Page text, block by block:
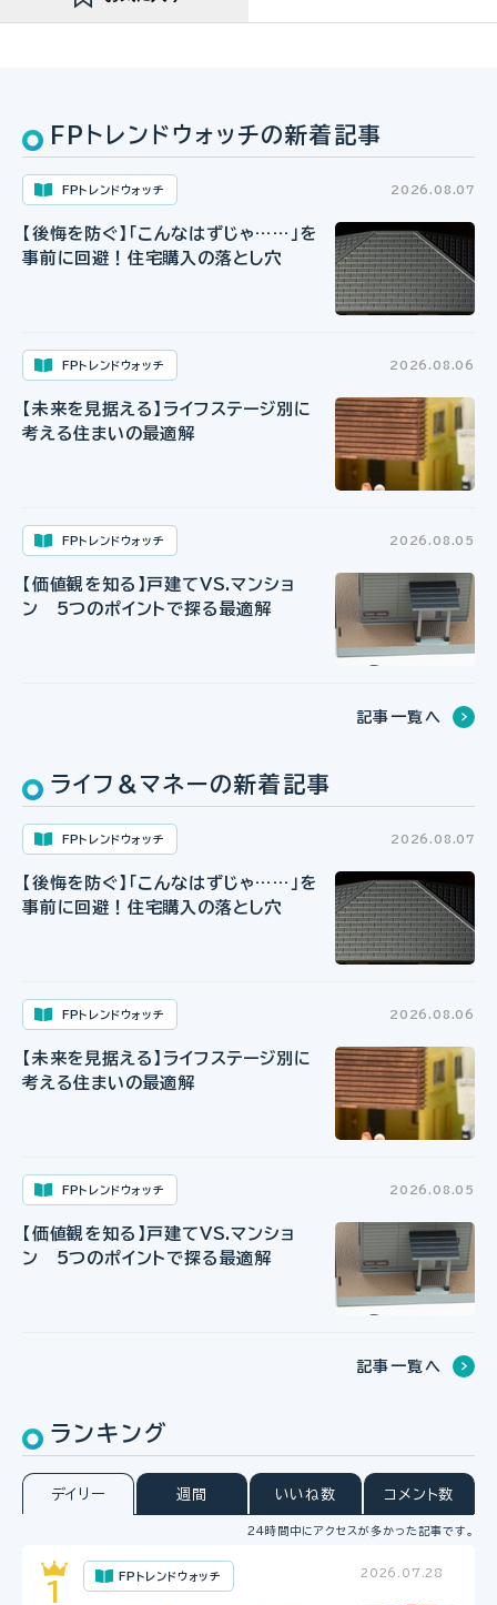
FPトレンドウォッチの新着記事
FPトレンドウォッチ 2026.08.07
【後悔を防ぐ】「こんなはずじゃ……」を
事前に回避！住宅購入の落とし穴
FPトレンドウォッチ 2026.08.06
【未来を見据える】ライフステージ別に
考える住まいの最適解
FPトレンドウォッチ 2026.08.05
【価値観を知る】戸建てVS.マンショ
ン 5つのポイントで探る最適解
記事一覧へ
ライフ＆マネーの新着記事
FPトレンドウォッチ 2026.08.07
【後悔を防ぐ】「こんなはずじゃ……」を
事前に回避！住宅購入の落とし穴
FPトレンドウォッチ 2026.08.06
【未来を見据える】ライフステージ別に
考える住まいの最適解
FPトレンドウォッチ 2026.08.05
【価値観を知る】戸建てVS.マンショ
ン 5つのポイントで探る最適解
記事一覧へ
ランキング
デイリー 週間 いいね数 コメント数
24時間中にアクセスが多かった記事です。
FPトレンドウォッチ 2026.07.28